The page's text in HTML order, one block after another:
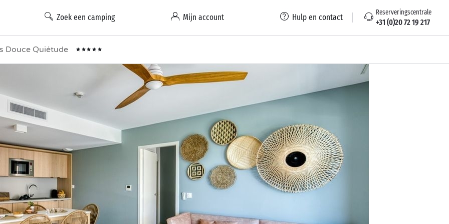
Zoek een camping Mijn account Hulp en contact Reserveringscentrale
+31 (0)20 72 19 217
Douce Quiétude